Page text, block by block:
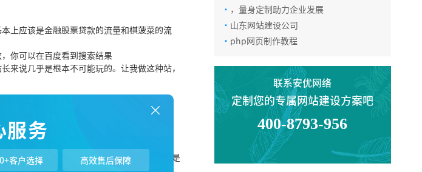
上应该是金融股票贷款的流量和棋菠菜的流
你可以在百度看到搜索结果
来说几乎是根本不可能玩的。让我做这种站，
赚钱不赚钱都无所谓。我要求大家做的目的是
· ，量身定制助力企业发展
· 山东网站建设公司
· php网页制作教程
联系安优网络
定制您的专属网站建设方案吧
400-8793-956
电话咨询
服务
客户选择 高效售后保障